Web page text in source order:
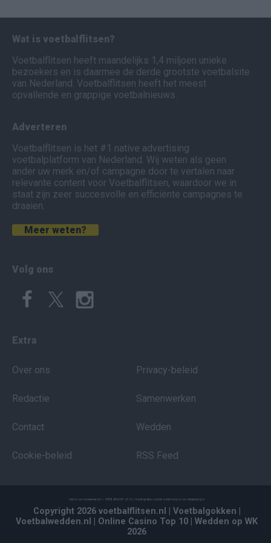
Wat is voetbalflitsen?
Voetbalflitsen heeft maandelijks 1,4 miljoen unieke
bezoekers en is daarmee de derde grootste voetbalsite
van Nederland. Voetbalflitsen heeft het meest
opvallende en grappige voetbalnieuws.
Adverteren
Voetbalflitsen is het #1 native advertising
voetbalplatform van Nederland. Wij weten als geen
ander uw merk en/of campagne door te vertalen naar
relevante content voor Voetbalflitsen, waardoor we in
staat zijn zeer succesvolle en efficiënte campagnes te
draaien.
Meer weten?
Volg ons
Extra
Over ons
Redactie
Contact
Cookie-beleid
Privacy-beleid
Samenwerken
Wedden
RSS Feed
Copyright 2026 voetbalflitsen.nl | Voetbalgokken
Voetbalwedden.nl
| Online Casino Top 10 | Wedden op WK
2026